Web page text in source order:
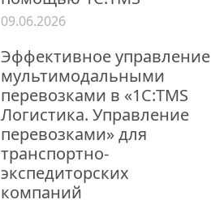
09.06.2026
Эффективное управление
мультимодальными
перевозками в «1С:TMS
Логистика. Управление
перевозками» для
транспортно-
экспедиторских
компаний